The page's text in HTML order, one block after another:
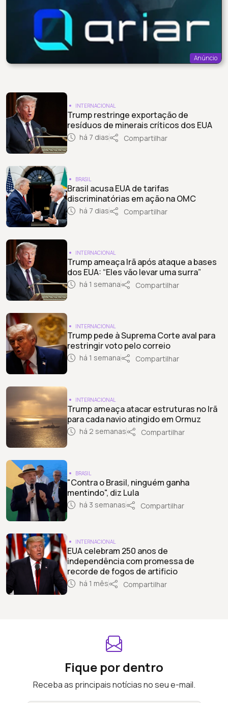
Anúncio
INTERNACIONAL
Trump restringe exportação de
resíduos de minerais críticos dos EUA
há 7 dias Compartilhar
BRASIL
Brasil acusa EUA de tarifas
discriminatórias em ação na OMC
há 7 dias Compartilhar
INTERNACIONAL
Trump ameaça Irã após ataque a bases
dos EUA: “Eles vão levar uma surra”
há 1 semana Compartilhar
INTERNACIONAL
Trump pede à Suprema Corte aval para
restringir voto pelo correio
há 1 semana Compartilhar
INTERNACIONAL
Trump ameaça atacar estruturas no Irã
para cada navio atingido em Ormuz
há 2 semanas Compartilhar
BRASIL
"Contra o Brasil, ninguém ganha
mentindo", diz Lula
há 3 semanas Compartilhar
INTERNACIONAL
EUA celebram 250 anos de
independência com promessa de
recorde de fogos de artificio
há 1 mês Compartilhar
Fique por dentro
Receba as principais notícias no seu e-mail.